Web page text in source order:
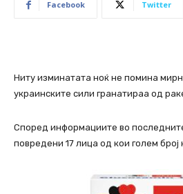
Facebook Twitter
Ниту изминатата ноќ не помина
украинските сили гранатираа од
Според информациите во
повредени 17 лица од кои голем број